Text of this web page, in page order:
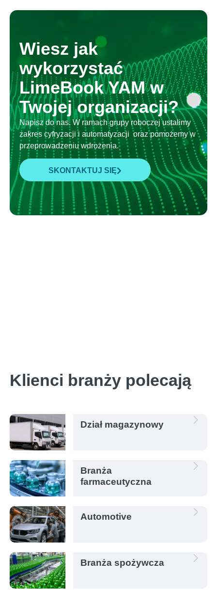
Wiesz jak
wykorzystać
LimeBook YAM w
Twojej organizacji?
Napisz do nas. W ramach grupy roboczej ustalimy
zakres cyfryzacji i automatyzacji oraz pomożemy w
przeprowadzeniu wdrożenia.
SKONTAKTUJ SIĘ
Klienci branży polecają
Dział magazynowy
Branża
farmaceutyczna
Automotive
Branża spożywcza